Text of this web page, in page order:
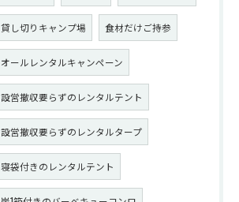
貸し切りキャンプ場 食材だけご持参
オールレンタルキャンペーン
設営撤収要らずのレンタルテント
設営撤収要らずのレンタルタープ
寝袋付きのレンタルテント